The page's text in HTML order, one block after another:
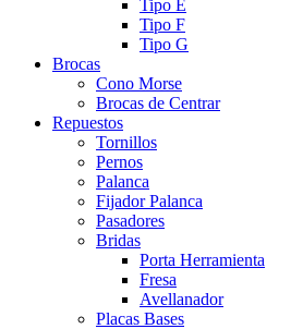
Tipo E
Tipo F
Tipo G
Brocas
Cono Morse
Brocas de Centrar
Repuestos
Tornillos
Pernos
Palanca
Fijador Palanca
Pasadores
Bridas
Porta Herramienta
Fresa
Avellanador
Placas Bases